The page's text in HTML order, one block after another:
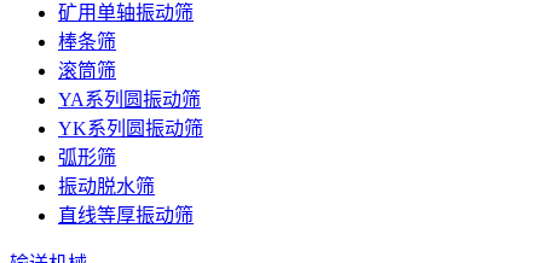
矿用单轴振动筛
棒条筛
滚筒筛
YA系列圆振动筛
YK系列圆振动筛
弧形筛
振动脱水筛
直线等厚振动筛